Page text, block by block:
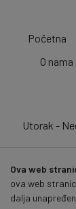
Početna
O nama
Utorak -
Ova web
ova web
dalja